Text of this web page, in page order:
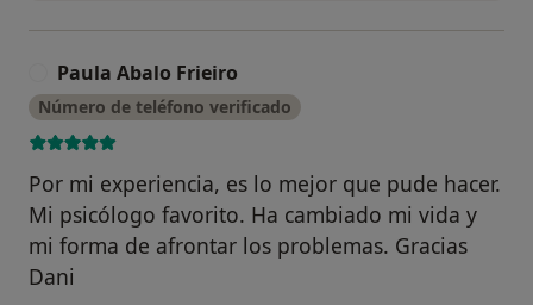
Paula Abalo Frieiro
Número de teléfono verificado
Por mi experiencia, es lo mejor que pude hacer.
Mi psicólogo favorito. Ha cambiado mi vida y
mi forma de afrontar los problemas. Gracias
Dani